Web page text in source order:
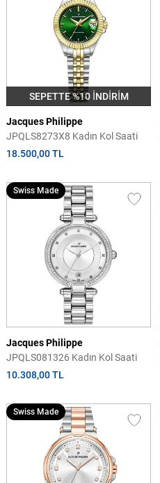
SEPETTE %10 İNDİRİM
Jacques Philippe
JPQLS8273X8 Kadın Kol Saati
18.500,00 TL
Swiss Made
Jacques Philippe
JPQLS081326 Kadın Kol Saati
10.308,00 TL
Swiss Made